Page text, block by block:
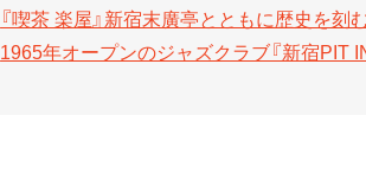
『喫茶 楽屋』新宿末廣亭とともに歴史を
1965年オープンのジャズクラブ『新宿PIT